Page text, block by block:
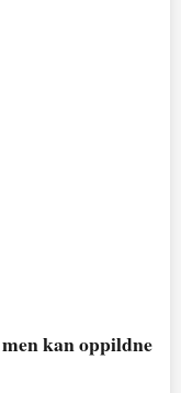
kan oppildne